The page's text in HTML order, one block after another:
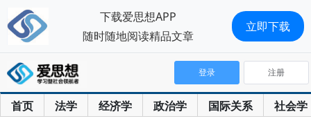
首页 法学 经济学 政治学 国际关系 社会学
登录 注册
下载爱思想APP
随时随地阅读精品文章
立即下载